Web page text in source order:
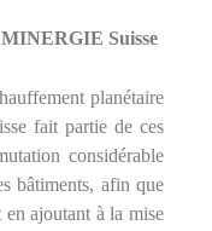
Suisse
planétaire
fait partie de ces
considérable
bâtiments, afin que
en ajoutant à la mise